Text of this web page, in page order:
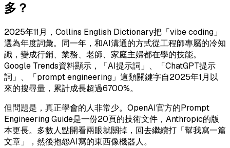
多？
2025年11月，Collins English Dictionary把「vibe coding」
選為年度詞彙。同一年，和AI溝通的方式從工程師專屬的冷知
識，變成行銷、業務、老師、家庭主婦都在學的技能。
Google Trends資料顯示，「AI提示詞」、「ChatGPT提示
詞」、「prompt engineering」這類關鍵字自2025年1月以
來的搜尋量，累計成長超過6700%。
但問題是，真正學會的人非常少。OpenAI官方的Prompt
Engineering Guide是一份20頁的技術文件，Anthropic的版
本更長。多數人點開看兩眼就關掉，回去繼續打「幫我寫一篇
文章」，然後抱怨AI寫的東西像機器人。